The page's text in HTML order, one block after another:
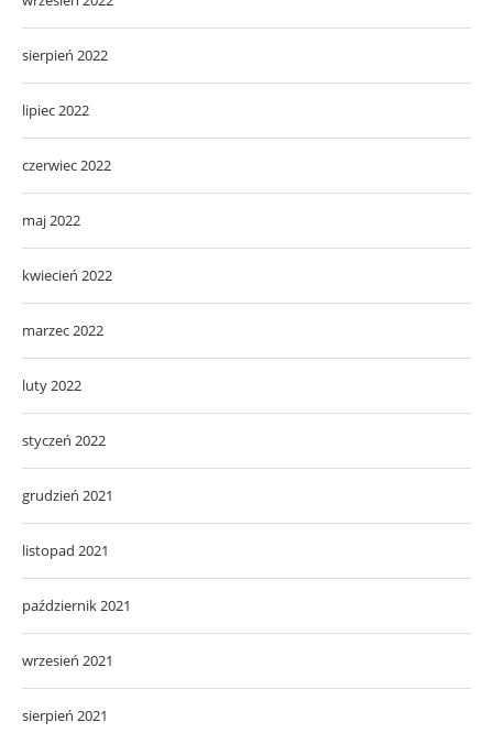
sierpień 2022
lipiec 2022
czerwiec 2022
maj 2022
kwiecień 2022
marzec 2022
luty 2022
styczeń 2022
grudzień 2021
listopad 2021
październik 2021
wrzesień 2021
sierpień 2021